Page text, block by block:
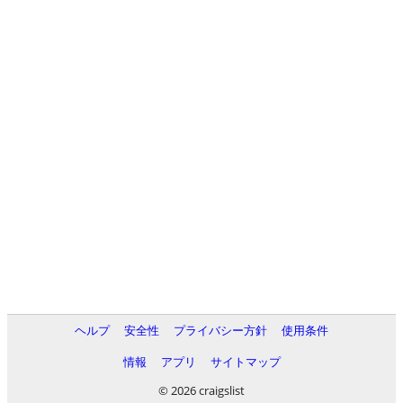
ヘルプ 安全性 プライバシー方針
使用条件
情報
アプリ
サイトマップ
© 2026 craigslist